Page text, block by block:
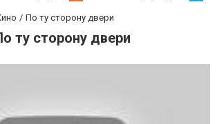
По ту сторону двери
ту сторону двери